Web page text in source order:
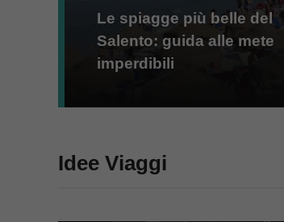
Le spiagge più belle del
Salento: guida alle mete
imperdibili
Idee Viaggi